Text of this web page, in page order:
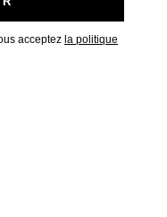
acceptez la politique